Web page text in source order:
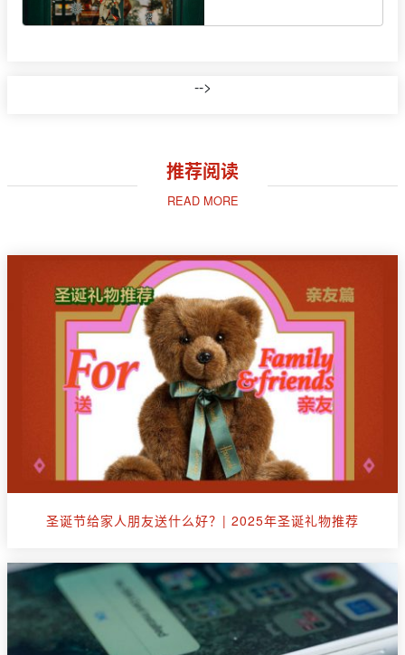
-->
推荐阅读
READ MORE
圣诞节给家人朋友送什么好？| 2025年圣诞礼物推荐